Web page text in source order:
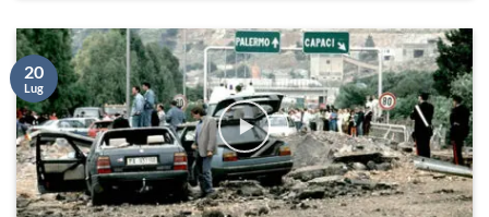
20
Lug